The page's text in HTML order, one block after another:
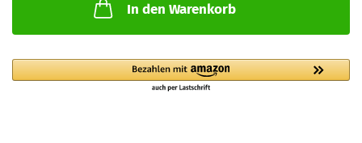
In den Warenkorb